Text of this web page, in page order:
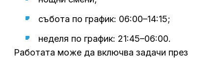
събота по график: 06:00–14:15;
неделя по график: 21:45–06:00.
Работата може да включва задачи през